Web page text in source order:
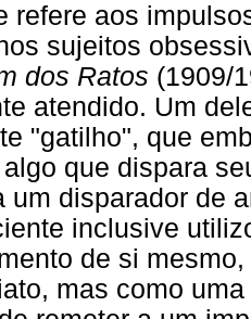
refere aos
sujeitos
dos Ratos (1909/
atendido. Um
"gatilho", que
que dispara
um disparador de
inclusive
de si
mas como